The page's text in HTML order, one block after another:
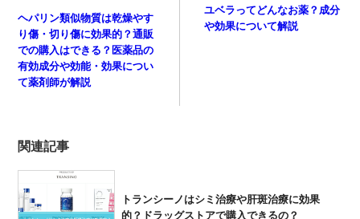
ヘパリン類似物質は乾燥やす
り傷・切り傷に効果的？通販
での購入はできる？医薬品の
有効成分や効能・効果につい
て薬剤師が解説
ユベラってどんなお薬？成分
や効果について解説
関連記事
トランシーノはシミ治療や肝斑治療に効果
的？ドラッグストアで購入できるの？